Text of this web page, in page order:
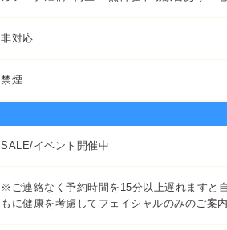
非対応
禁煙
SALE/イベント開催中
※ご連絡なく予約時間を15分以上遅れますと
もに健康を考慮してフェイシャルのみのご案